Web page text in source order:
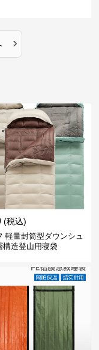
›
(税込)
軽量封筒型ダウンシュ
構造登山用寝袋